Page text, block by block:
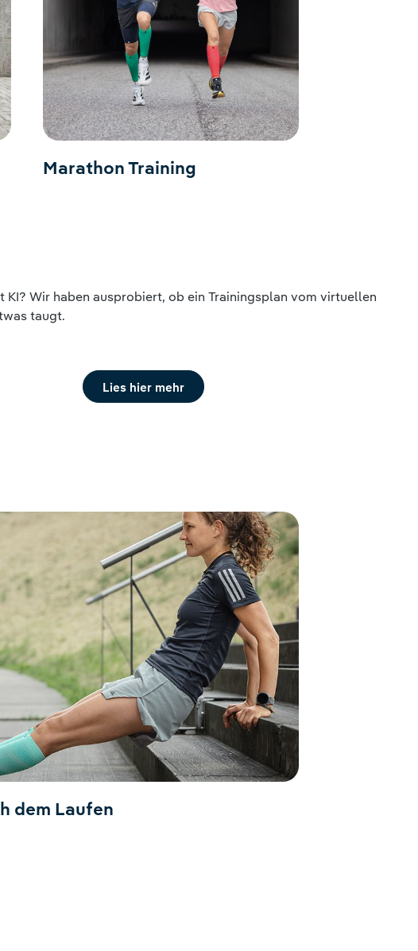
Marathon Training
KI? Wir haben ausprobiert, ob ein Trainingsplan vom virtuellen
taugt.
Lies hier mehr
dem Laufen